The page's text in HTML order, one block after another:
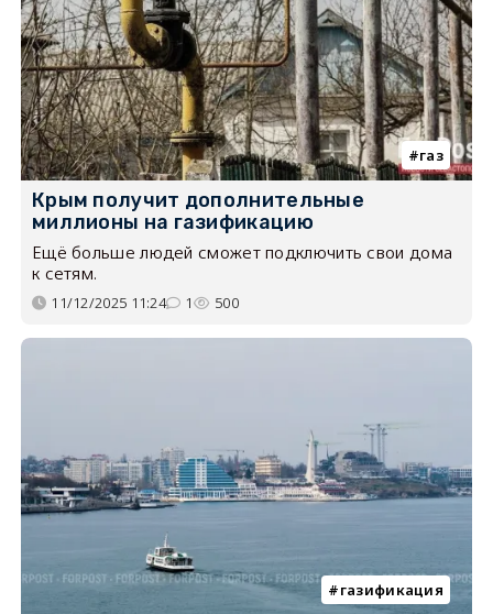
газ
Крым получит дополнительные
миллионы на газификацию
Ещё больше людей сможет подключить свои дома
к сетям.
11/12/2025 11:24 1 500
газификация